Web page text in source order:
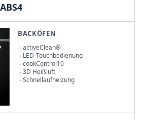
BACKÖFEN
activeClean®
LED-Touchbedienung
cookControl10
3D Heißluft
Schnellaufheizung